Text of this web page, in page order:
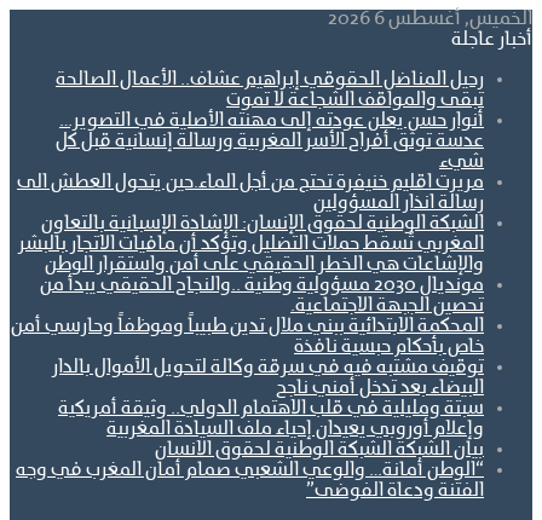
الخميس, أغسطس 6 2026
أخبار عاجلة
رحيل المناضل الحقوقي إبراهيم عشاف.. الأعمال الصالحة
تبقى والمواقف الشجاعة لا تموت
أنوار حسن يعلن عودته إلى مهنته الأصلية في التصوير…
عدسة توثق أفراح الأسر المغربية ورسالة إنسانية قبل كل
شيء
مريرت اقليم خنيفرة تحتج من أجل الماء.حين يتحول العطش الى
رسالة انذار المسؤولين
الشبكة الوطنية لحقوق الإنسان: الإشادة الإسبانية بالتعاون
المغربي تُسقط حملات التضليل وتؤكد أن مافيات الاتجار بالبشر
والإشاعات هي الخطر الحقيقي على أمن واستقرار الوطن
مونديال 2030 مسؤولية وطنية ..والنجاح الحقيقي يبدأ من
تحصين الجبهة الاجتماعية.
المحكمة الابتدائية ببني ملال تدين طبيباً وموظفاً وحارسي أمن
خاص بأحكام حبسية نافذة
توقيف مشتبه فيه في سرقة وكالة لتحويل الأموال بالدار
البيضاء بعد تدخل أمني ناجح
سبتة ومليلية في قلب الاهتمام الدولي.. وثيقة أمريكية
وإعلام أوروبي يعيدان إحياء ملف السيادة المغربية
بيان الشبكة الشبكة الوطنية لحقوق الانسان
“الوطن أمانة… والوعي الشعبي صمام أمان المغرب في وجه
الفتنة ودعاة الفوضى”